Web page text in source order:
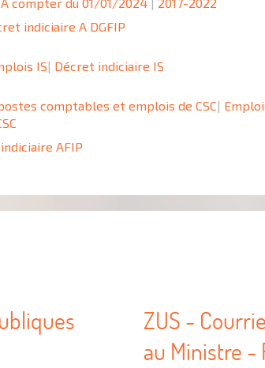
A compter du 01/01/2024| 2017-2022
indiciaire A DGFIP
IS| Décret indiciaire IS
comptables et emplois de CSC|
AFIP
ZUS -
au Ministre -